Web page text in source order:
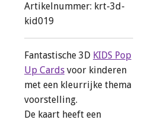
Artikelnummer: krt-3d-
kid019
Fantastische 3D KIDS Pop
Up Cards voor kinderen
met een kleurrijke thema
voorstelling.
De kaart heeft een